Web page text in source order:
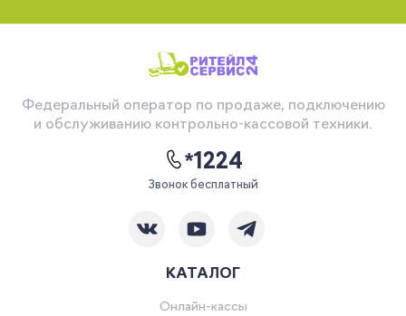
Федеральный оператор по продаже, подключению
и обслуживанию контрольно-кассовой техники.
*1224
Звонок бесплатный
КАТАЛОГ
Онлайн-кассы